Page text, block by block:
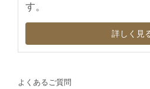
す。
詳しく見
よくあるご質問